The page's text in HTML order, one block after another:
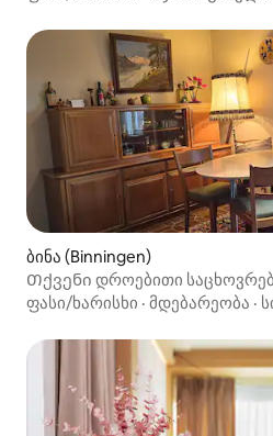
ბინა (Binningen)
Თქვენი დროებითი
მ2 - 2 ოთახი
ფასი/ხარისხი · მდებარეობა ·